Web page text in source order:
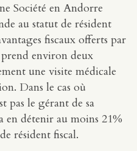
Société en Andorre
au statut de résident
fiscaux offerts par
environ deux
une visite médicale
Dans le cas où
pas le gérant de sa
en détenir au moins 21%
résident fiscal.